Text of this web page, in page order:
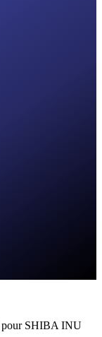
pour SHIBA INU